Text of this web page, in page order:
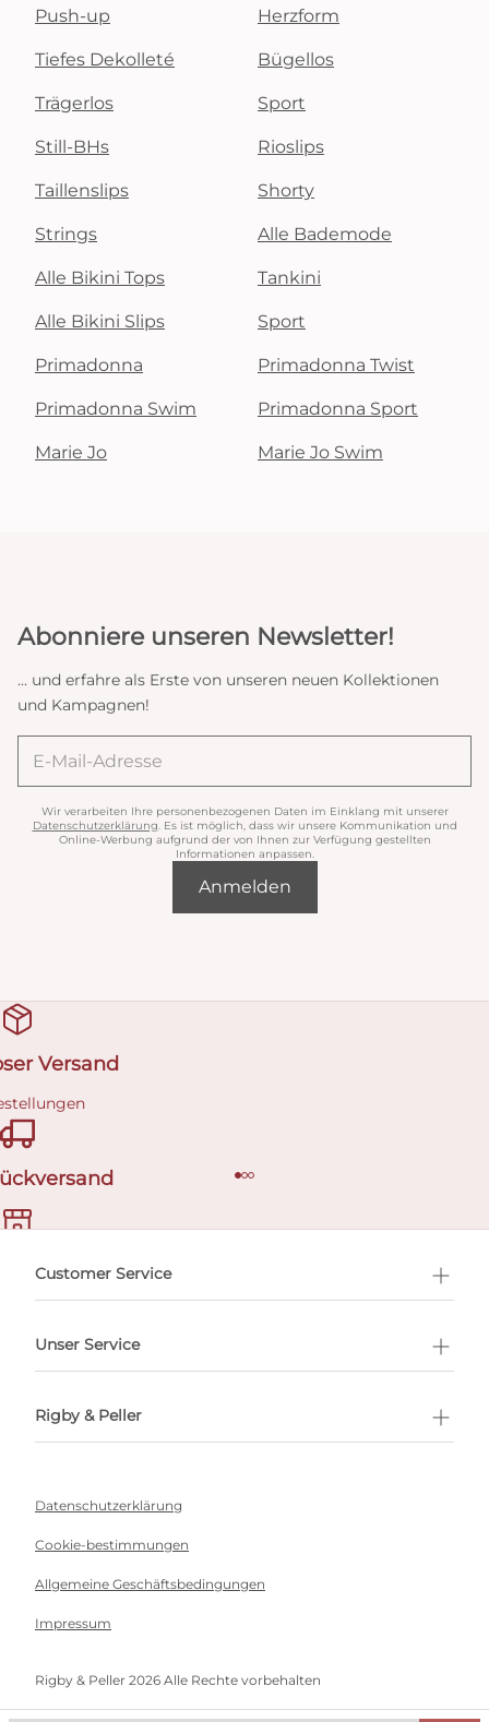
Push-up Herzform
Tiefes Dekolleté Bügellos
Trägerlos Sport
Still-BHs Rioslips
Taillenslips Shorty
Strings Alle Bademode
Alle Bikini Tops Tankini
Alle Bikini Slips Sport
Primadonna Primadonna Twist
Primadonna Swim Primadonna Sport
Marie Jo Marie Jo Swim
Abonniere unseren Newsletter!
... und erfahre als Erste von unseren neuen Kollektionen
und Kampagnen!
Wir verarbeiten Ihre personenbezogenen Daten im Einklang mit unserer
Datenschutzerklärung . Es ist möglich, dass wir unsere Kommunikation und
Online-Werbung aufgrund der von Ihnen zur Verfügung gestellten
Informationen anpassen.
Anmelden
Versand
buchen
Customer Service
Unser Service
Rigby & Peller
Datenschutzerklärung
Cookie-bestimmungen
Allgemeine Geschäftsbedingungen
Impressum
Rigby & Peller 2026 Alle Rechte vorbehalten